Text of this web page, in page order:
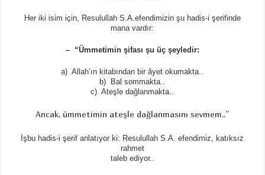
Her iki isim için, Resulullah S.A.efendimizin şu hadis-i şerifinde
mana vardır:
– “Ümmetimin şifası şu üç şeyledir:
a) Allah’ın kitabından bir âyet okumakta..
b) Bal sommakta..
c) Ateşle dağlanmakta..
Ancak, ümmetimin ateşle dağlanmasını sevmem..”
İşbu hadis-i şerif anlatıyor ki: Resulullah S.A. efendimiz, katıksız
rahmet
taleb ediyor..